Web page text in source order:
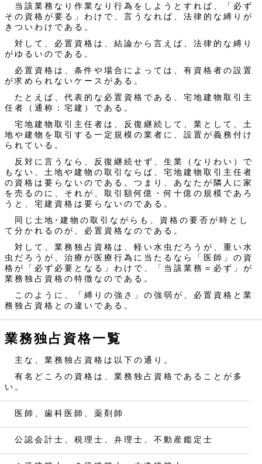
当該業務なり作業なり行為をしようとすれば、「必ず
その資格が要る」わけで、言うなれば、法律的な縛りが
きついわけである。
対して、必置資格は、結論から言えば、法律的な縛り
がゆるいのである。
必置資格は、条件や場合によっては、有資格者の設置
が求められないケースがある。
たとえば、代表的な必置資格である、宅地建物取引主
任者（通称：宅建）である。
宅地建物取引主任者は、反復継続して、業として、土
地や建物を取引する一定規模の業者に、設置が義務付け
られている。
反対に言うなら、反復継続せず、生業（なりわい）で
もない、土地や建物の取引ならば、宅地建物取引主任者
の資格は要らないのである。つまり、あなたが隣人に家
を売るのに、それが、取引額何億・何十億の規模であろ
うと、宅建資格は要らないのである。
同じ土地･建物の取引ながらも、資格の要否が時とし
て分かれるのが、必置資格なのである。
対して、業務独占資格は、軽い水虫だろうが、重い水
虫だろうが、治療が医療行為に当たるなら「医師」の資
格が「必ず必要となる」わけで、「当該業務＝必ず」が
業務独占資格の特徴なのである。
このように、「縛りの強さ」の強弱が、必置資格と業
務独占資格との違いである。
業務独占資格一覧
主な、業務独占資格は以下の通り。
有名どころの資格は、業務独占資格であることが多
い。
医師、歯科医師、薬剤師
公認会計士、税理士、弁理士、不動産鑑定士